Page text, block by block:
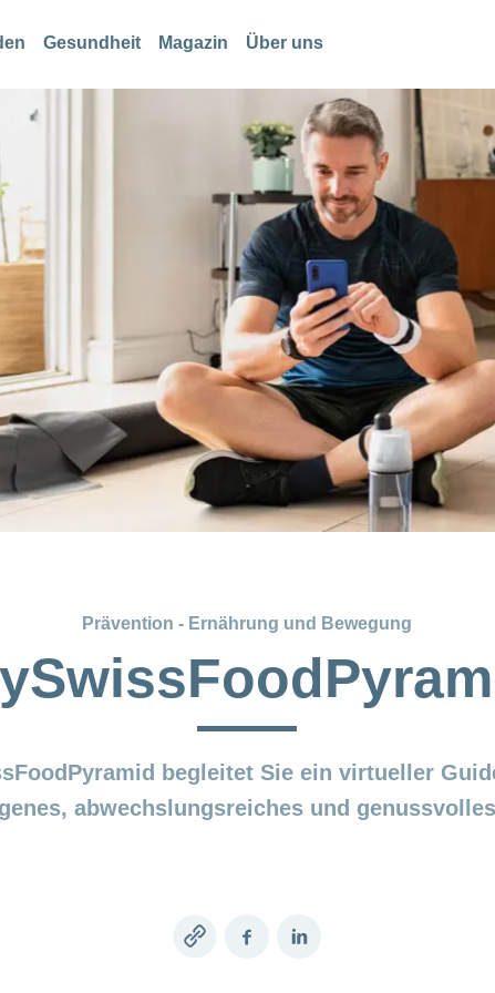
Gesundheit Magazin Über uns
Prävention - Ernährung und Bewegung
begleitet Sie ein virtueller
abwechslungsreiches und
Copy
FacebookLinkedIn